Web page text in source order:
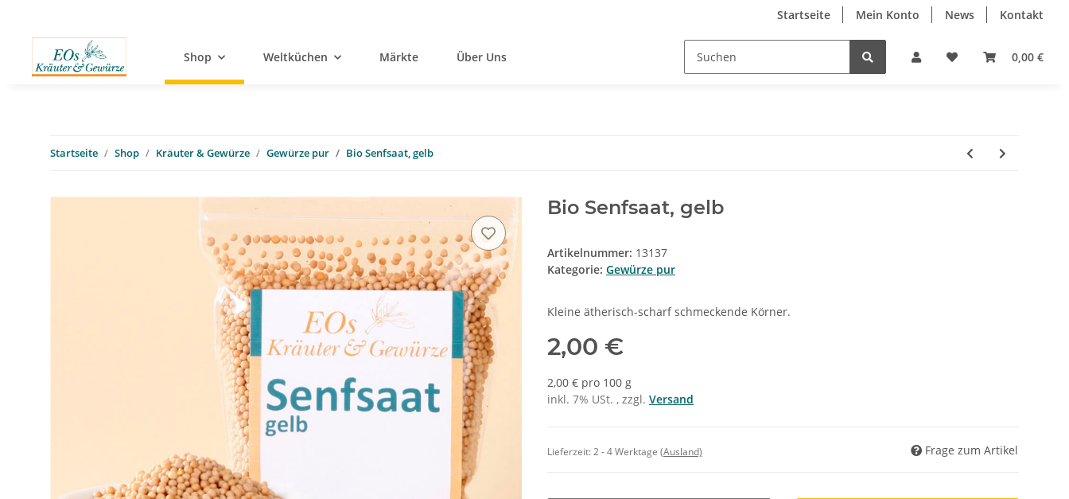
Startseite Mein Konto News Kontakt
0,00 €
Shop Weltküchen Märkte Über Uns
Startseite Shop Kräuter & Gewürze Gewürze pur Bio Senfsaat, gelb
Bio Senfsaat, gelb
Artikelnummer: 13137
Kategorie: Gewürze pur
Kleine ätherisch-scharf schmeckende Körner.
2,00 €
2,00 € pro 100 g
inkl. 7% USt. , zzgl. Versand
Lieferzeit:2 - 4 Werktage (Ausland) Frage zum Artikel